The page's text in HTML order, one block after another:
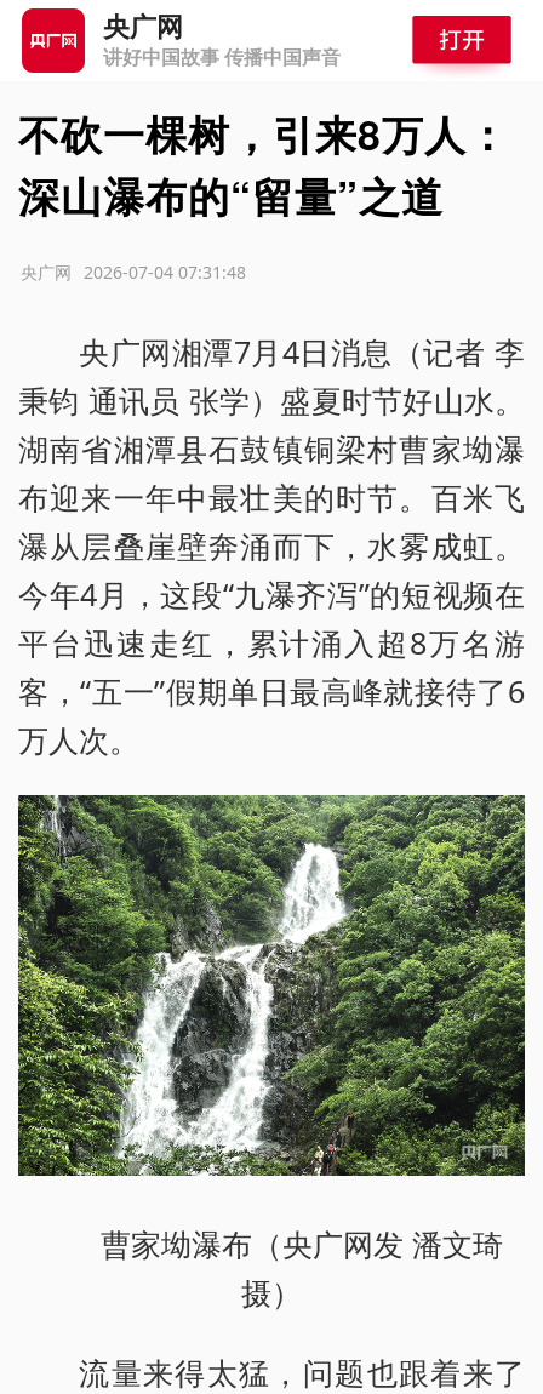
央广网
讲好中国故事 传播中国声音
不砍一棵树，引来8万人：
深山瀑布的“留量”之道
2026-07-04 07:31:48
央广网
央广网湘潭7月4日消息（记者 李
秉钧 通讯员 张学）盛夏时节好山水。
湖南省湘潭县石鼓镇铜梁村曹家坳瀑
布迎来一年中最壮美的时节。百米飞
瀑从层叠崖壁奔涌而下，水雾成虹。
今年4月，这段“九瀑齐泻”的短视频在
平台迅速走红，累计涌入超8万名游
客，“五一”假期单日最高峰就接待了6
万人次。
曹家坳瀑布（央广网发 潘文琦
摄）
流量来得太猛，问题也跟着来了